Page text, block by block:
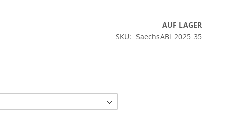
AUF LAGER
SKU
SaechsABl_2025_35